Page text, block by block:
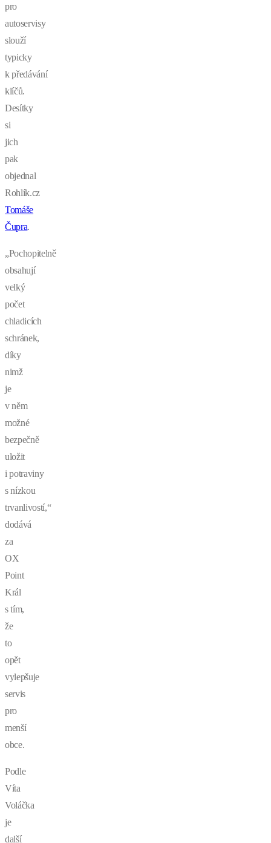
pro
autoservisy
slouží
typicky
k předávání
klíčů.
Desítky
si
jich
pak
objednal
Rohlík.cz
Tomáše
Čupra.
„Pochopitelně
obsahují
velký
počet
chladicích
schránek,
díky
nimž
je
v něm
možné
bezpečně
uložit
i potraviny
s nízkou
trvanlivostí,“
dodává
za
OX
Point
Král
s tím,
že
to
opět
vylepšuje
servis
pro
menší
obce.
Podle
Víta
Voláčka
je
další